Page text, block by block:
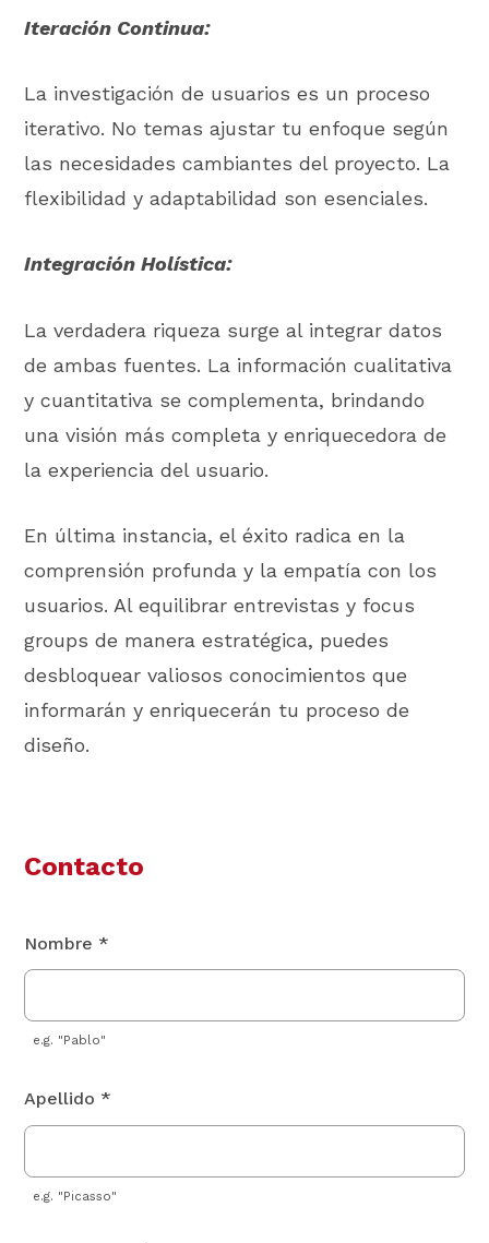
Iteración Continua:
La investigación de usuarios es un proceso
iterativo. No temas ajustar tu enfoque según
las necesidades cambiantes del proyecto. La
flexibilidad y adaptabilidad son esenciales.
Integración Holística:
La verdadera riqueza surge al integrar datos
de ambas fuentes. La información cualitativa
y cuantitativa se complementa, brindando
una visión más completa y enriquecedora de
la experiencia del usuario.
En última instancia, el éxito radica en la
comprensión profunda y la empatía con los
usuarios. Al equilibrar entrevistas y focus
groups de manera estratégica, puedes
desbloquear valiosos conocimientos que
informarán y enriquecerán tu proceso de
diseño.
Contacto
Nombre *
e.g. "Pablo"
Apellido *
e.g. "Picasso"